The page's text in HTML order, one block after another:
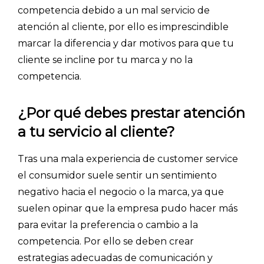
competencia debido a un mal servicio de
atención al cliente, por ello es imprescindible
marcar la diferencia y dar motivos para que tu
cliente se incline por tu marca y no la
competencia.
¿Por qué debes prestar atención
a tu servicio al cliente?
Tras una mala experiencia de customer service
el consumidor suele sentir un sentimiento
negativo hacia el negocio o la marca, ya que
suelen opinar que la empresa pudo hacer más
para evitar la preferencia o cambio a la
competencia. Por ello se deben crear
estrategias adecuadas de comunicación y